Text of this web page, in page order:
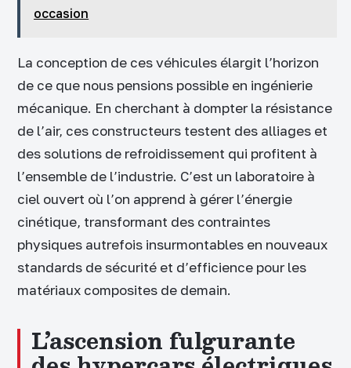
occasion
La conception de ces véhicules élargit l’horizon
de ce que nous pensions possible en ingénierie
mécanique. En cherchant à dompter la résistance
de l’air, ces constructeurs testent des alliages et
des solutions de refroidissement qui profitent à
l’ensemble de l’industrie. C’est un laboratoire à
ciel ouvert où l’on apprend à gérer l’énergie
cinétique, transformant des contraintes
physiques autrefois insurmontables en nouveaux
standards de sécurité et d’efficience pour les
matériaux composites de demain.
L’ascension fulgurante